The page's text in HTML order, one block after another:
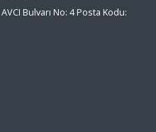
Bulvarı No: 4 Posta Kodu: